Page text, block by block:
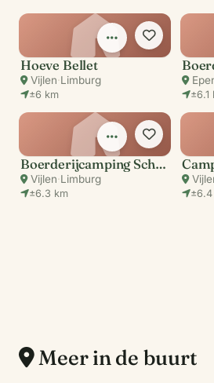
Hoeve Bellet
Vijlen·Limburg
±6 km ±6.1
Boerderijcamping Schrouff
Vijlen·Limburg
±6.3 km
Meer in de buurt